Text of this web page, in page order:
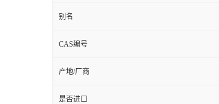
别名
CAS编号
产地/厂商
是否进口